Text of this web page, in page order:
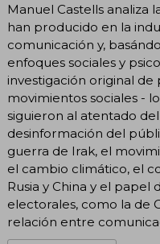
Manuel Castells analiza
han producido en la
comunicación y,
enfoques sociales y
investigación original de
movimientos sociales -
siguieron al atentado
desinformación del
guerra de Irak, el
el cambio climático, el
Rusia y China y el
electorales, como la de
relación entre